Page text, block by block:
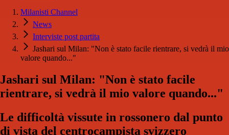
Milanisti Channel
News
Interviste post partita
Jashari sul Milan: "Non è stato facile rientrare, si vedrà il mio
valore quando..."
Jashari sul Milan: "Non è stato facile
rientrare, si vedrà il mio valore quando..."
Le difficoltà vissute in rossonero dal punto
di vista del centrocampista svizzero